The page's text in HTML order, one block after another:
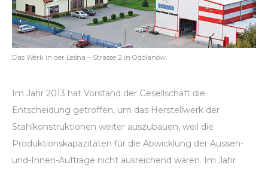
Das Werk in der Leśna – Strasse 2 in Odolanów.
Im Jahr 2013 hat Vorstand der Gesellschaft die
Entscheidung getroffen, um das Herstellwerk der
Stahlkonstruktionen weiter auszubauen, weil die
Produktionskapazitäten für die Abwicklung der Aussen-
und-Innen-Aufträge nicht ausreichend waren. Im Jahr